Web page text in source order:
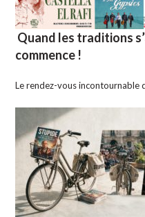
Quand les traditions
commence !
Le rendez-vous incontournable